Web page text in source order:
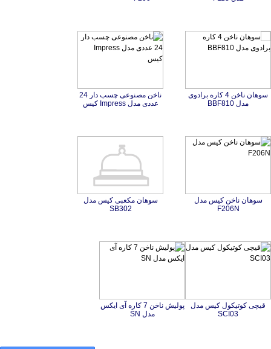
سوهان ناخن 4 کاره برادوی
مدل BBF810
ناخن مصنوعی چسب دار 24
عددی مدل Impress کیس
سوهان ناخن کیس مدل
F206N
سوهان مکعبی کیس مدل
SB302
قیچی کوتیکول کیس مدل
SCI03
پولیش ناخن 7 کاره آی ایکس
مدل SN